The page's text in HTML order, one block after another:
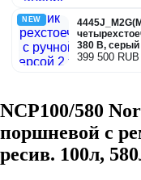
NEW
380 В, серый
399 500 RUB
NCP100/580
поршневой с
ресив. 100л,